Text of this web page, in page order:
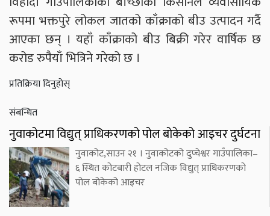
रूपमा भक्तपुरे लोकल जातको काँक्राको बीउ उत्पादन गर्दै
आएका छन् । यहाँ काँक्राको बीउ बिक्री गरेर वार्षिक छ
करोड रुपैयाँ भित्रिने गरेको छ ।
प्रतिक्रिया दिनुहोस्
संबन्धित
नुवाकोटमा विद्युत् प्राधिकरणको पोल बोकेको आइचर दुर्घटना
नुवाकोट,साउन २१ । नुवाकोटको दुप्चेश्वर गाउँपालिका–
६ स्थित कोटबारी होटल नजिक विद्युत् प्राधिकरणको
पोल बोकेको आइचर